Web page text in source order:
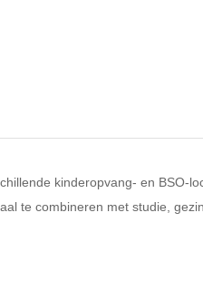
kinderopvang- en BSO-
te combineren met studie,